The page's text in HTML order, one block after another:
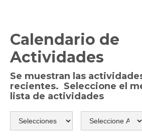
Calendario de
Actividades
Se muestran las
recientes. Seleccione el
lista de actividades